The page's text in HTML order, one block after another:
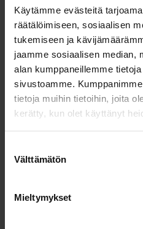
Käytämme evästeitä
räätälöimiseen, sosiaalisen
tukemiseen ja
jaamme sosiaalisen median,
alan kumppaneillemme
sivustoamme.
tietoja muihin tietoihin, joita
kerätty, kun olet käyttänyt
valinta
Välttämätön
Mieltymykset
29.2.2024
Kenneth Jansson
Lue artikkeli